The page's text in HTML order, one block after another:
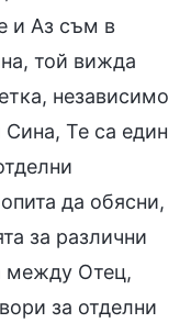
и Аз съм в
той вижда
независимо
Те са един
да обясни,
за различни
между Отец,
за отделни